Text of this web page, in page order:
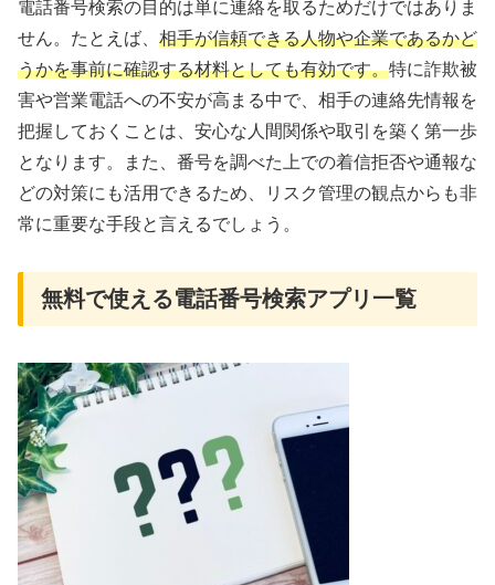
電話番号検索の目的は単に連絡を取るためだけではありま
せん。たとえば、 相手が信頼できる人物や企業であるかど
うかを事前に確認する材料としても有効です。特に詐欺被
害や営業電話への不安が高まる中で、相手の連絡先情報を
把握しておくことは、安心な人間関係や取引を築く第一歩
となります。また、番号を調べた上での着信拒否や通報な
どの対策にも活用できるため、リスク管理の観点からも非
常に重要な手段と言えるでしょう。
無料で使える電話番号検索アプリ一覧